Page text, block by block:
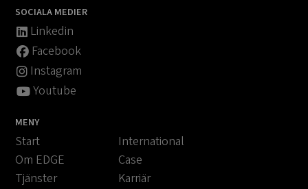
SOCIALA MEDIER
Linkedin
Facebook
Instagram
Youtube
MENY
Start
Om EDGE
Tjänster
International
Case
Karriär